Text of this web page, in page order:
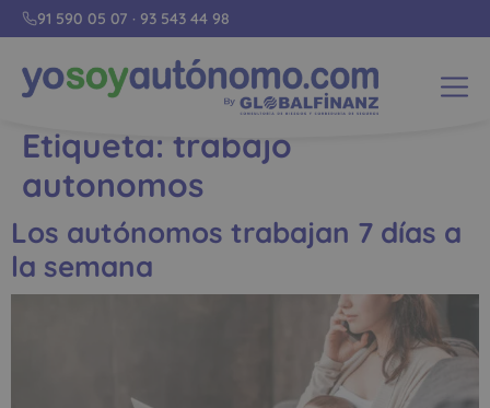
91 590 05 07 · 93 543 44 98
Etiqueta: trabajo
autonomos
Los autónomos trabajan 7 días a
la semana